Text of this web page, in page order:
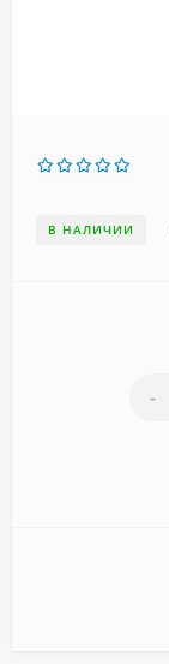
В НАЛИЧИИ
-